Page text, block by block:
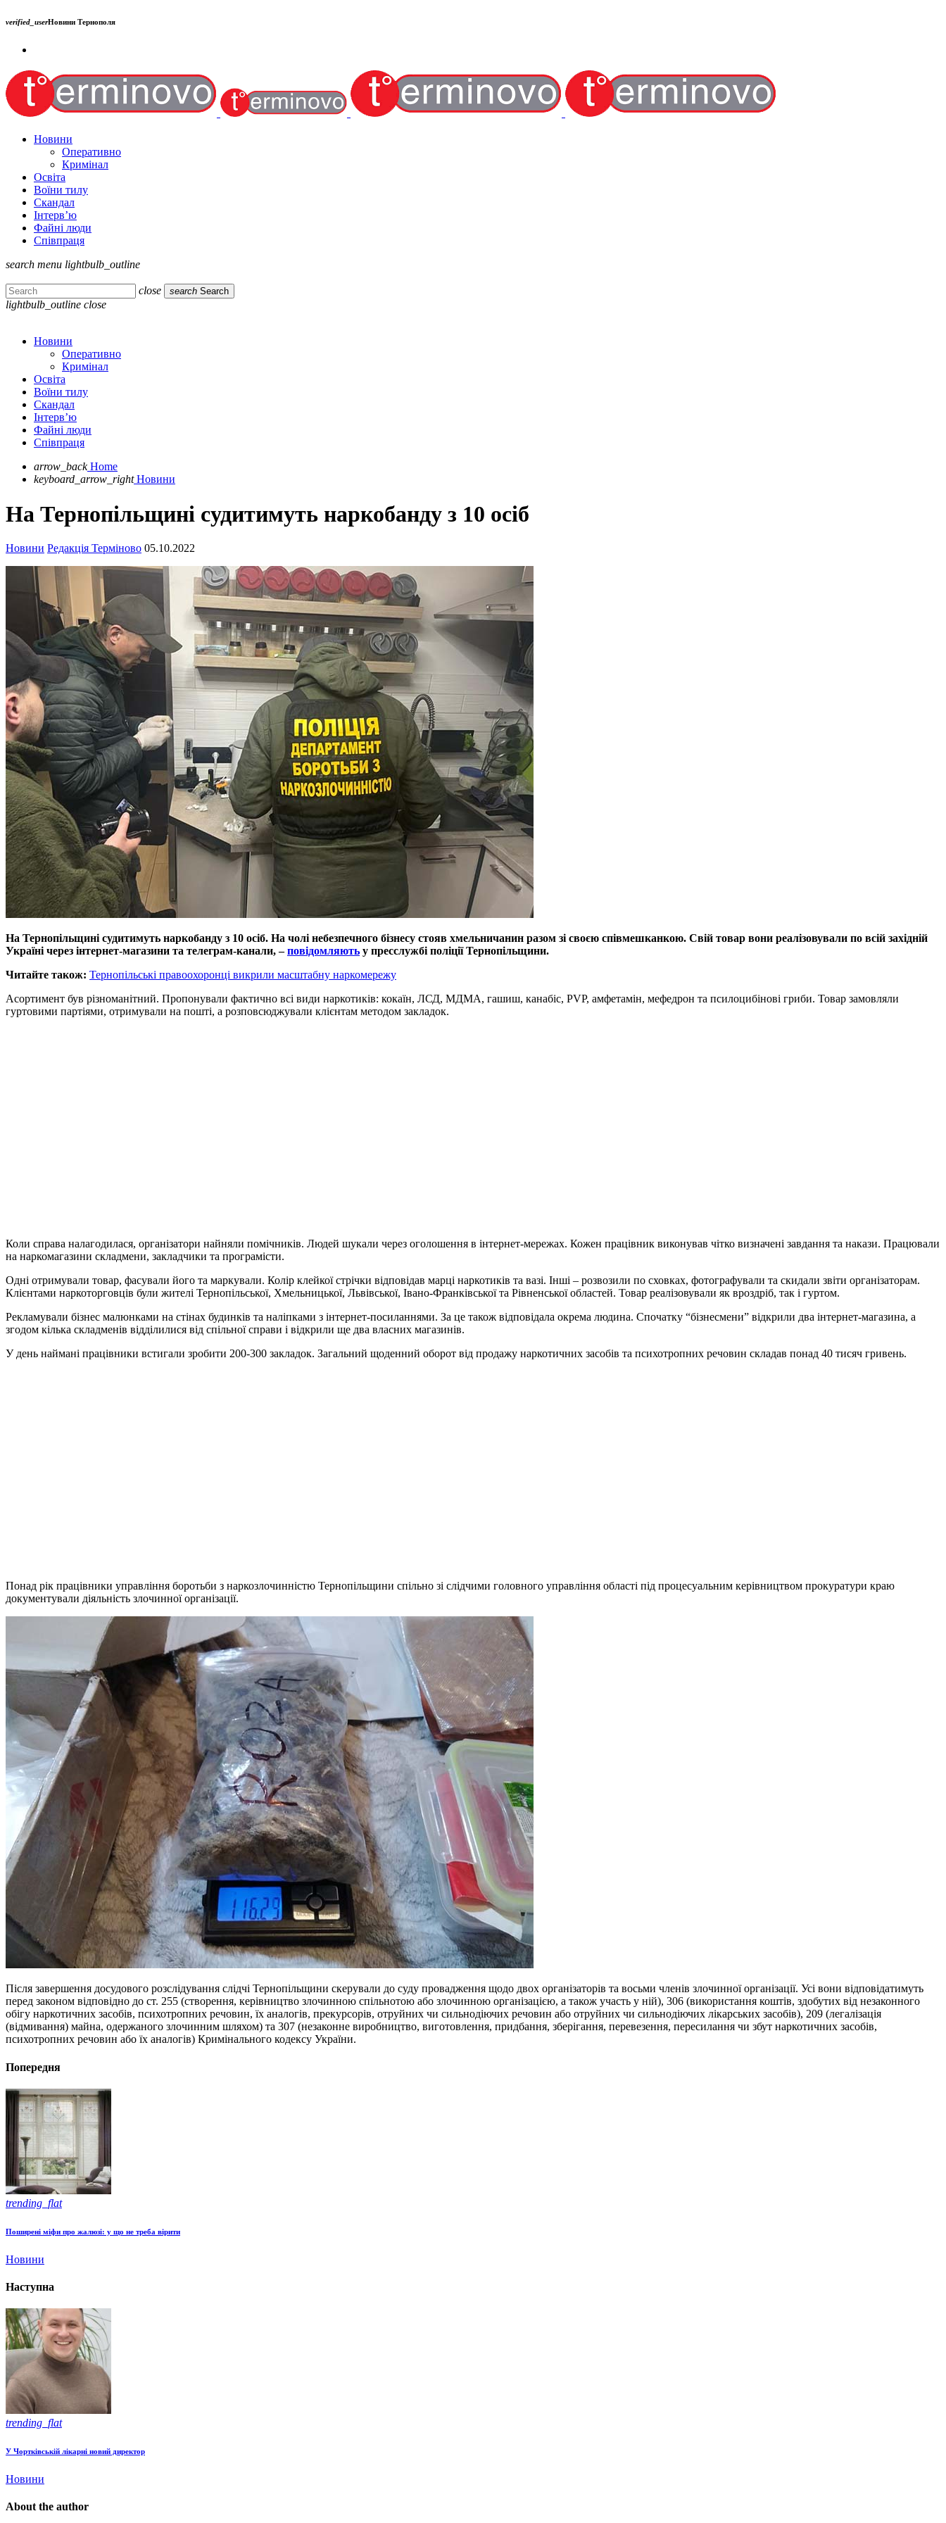
verified_userНовини Тернополя
Новини
Оперативно
Кримінал
Освіта
Воїни тилу
Скандал
Інтерв’ю
Файні люди
Співпраця
search menu lightbulb_outline
close search Search
lightbulb_outline close
Новини
Оперативно
Кримінал
Освіта
Воїни тилу
Скандал
Інтерв’ю
Файні люди
Співпраця
arrow_back Home
keyboard_arrow_right Новини
На Тернопільщині судитимуть наркобанду з 10 осіб
Новини Редакція Терміново 05.10.2022
На Тернопільщині судитимуть наркобанду з 10 осіб. На чолі небезпечного бізнесу стояв хмельничанин разом зі своєю співмешканкою. Свій товар вони реалізовували по всій західній
Україні через інтернет-магазини та телеграм-канали, –повідомляють у пресслужбі поліції Тернопільщини.
Читайте також: Тернопільські правоохоронці викрили масштабну наркомережу
Асортимент був різноманітний. Пропонували фактично всі види наркотиків: кокаїн, ЛСД, МДМА, гашиш, канабіс, PVP, амфетамін, мефедрон та псилоцибінові гриби. Товар замовляли
гуртовими партіями, отримували на пошті, а розповсюджували клієнтам методом закладок.
Коли справа налагодилася, організатори найняли помічників. Людей шукали через оголошення в інтернет-мережах. Кожен працівник виконував чітко визначені завдання та накази. Працювали
на наркомагазини складмени, закладчики та програмісти.
Одні отримували товар, фасували його та маркували. Колір клейкої стрічки відповідав марці наркотиків та вазі. Інші – розвозили по сховках, фотографували та скидали звіти організаторам.
Клієнтами наркоторговців були жителі Тернопільської, Хмельницької, Львівської, Івано-Франківської та Рівненської областей. Товар реалізовували як вроздріб, так і гуртом.
Рекламували бізнес малюнками на стінах будинків та наліпками з інтернет-посиланнями. За це також відповідала окрема людина. Спочатку “бізнесмени” відкрили два інтернет-магазина, а
згодом кілька складменів відділилися від спільної справи і відкрили ще два власних магазинів.
У день наймані працівники встигали зробити 200-300 закладок. Загальний щоденний оборот від продажу наркотичних засобів та психотропних речовин складав понад 40 тисяч гривень.
Понад рік працівники управління боротьби з наркозлочинністю Тернопільщини спільно зі слідчими головного управління області під процесуальним керівництвом прокуратури краю
документували діяльність злочинної організації.
Після завершення досудового розслідування слідчі Тернопільщини скерували до суду провадження щодо двох організаторів та восьми членів злочинної організації. Усі вони відповідатимуть
перед законом відповідно до ст. 255 (створення, керівництво злочинною спільнотою або злочинною організацією, а також участь у ній), 306 (використання коштів, здобутих від незаконного
обігу наркотичних засобів, психотропних речовин, їх аналогів, прекурсорів, отруйних чи сильнодіючих речовин або отруйних чи сильнодіючих лікарських засобів), 209 (легалізація
(відмивання) майна, одержаного злочинним шляхом) та 307 (незаконне виробництво, виготовлення, придбання, зберігання, перевезення, пересилання чи збут наркотичних засобів,
психотропних речовин або їх аналогів) Кримінального кодексу України.
Попередня
trending_flat
Поширені міфи про жалюзі: у що не треба вірити
Новини
Наступна
trending_flat
У Чортківській лікарні новий директор
Новини
About the author